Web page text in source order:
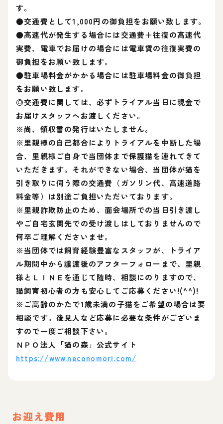
す。
●交通費として1,000円の御負担をお願い致します。
●高速代が発生する場合には交通費＋往復の高速代
実費、電車でお届けの場合には電車賃の往復実費の
御負担をお願い致します。
●駐車場料金がかかる場合には駐車場料金の御負担
をお願い致します。
◎交通費に関しては、必ずトライアル当日に現金で
お届けスタッフへお渡しください。
※尚、領収書の発行はいたしません。
※里親様の自己都合によりトライアルを中断した場
合、里親様ご自身で当団体まで保護猫を連れてきて
いただきます。それができない場合、当団体が猫を
引き取りに伺う際の交通費（ガソリン代、高速道路
料金等）は別途ご負担いただいております。
※里親詐欺防止のため、面会場所での当日引き渡し
やご自宅玄関先での受け渡しはしておりませんので
何卒ご理解くださいませ。
※当団体では飼育経験豊富なスタッフが、トライア
ル期間中から譲渡後のアフターフォローまで、里親
様とＬＩＮＥを通じて随時、相談にのりますので、
猫飼育初心者の方も安心してご応募ください!(^^)!
※ご高齢のかたで1歳未満の子猫をご希望の場合は要
相談です。後見人など応募に必要な条件がございま
すので一度ご相談下さい。
ＮＰＯ法人「猫の森」公式サイト
https://www.neconomori.com/
お迎え費用